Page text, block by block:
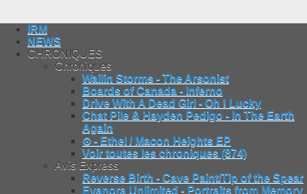
IRM
NEWS
CHRONIQUES
Chroniques
Wailin Storms - The Arsonist
Boards of Canada - Inferno
Drive With A Dead Girl - Oh ! Lucky
Chat Pile & Hayden Pedigo - In The Earth
Again
⊙ - Ethel / Macon Heights EP
Voir toutes les chroniques (874)
Avis Express
Reverse Birth - Cave Paint/Tip of the Spear
Evanora Unlimited - Portraits from Memory